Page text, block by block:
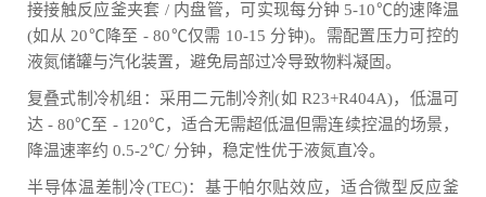
接接触反应釜夹套 / 内盘管，可实现每分钟 5-10℃的速降温
(如从 20℃降至 - 80℃仅需 10-15 分钟)。需配置压力可控的
液氮储罐与汽化装置，避免局部过冷导致物料凝固。
复叠式制冷机组：采用二元制冷剂(如 R23+R404A)，低温可
达 - 80℃至 - 120℃，适合无需超低温但需连续控温的场景，
降温速率约 0.5-2℃/ 分钟，稳定性优于液氮直冷。
半导体温差制冷(TEC)：基于帕尔贴效应，适合微型反应釜